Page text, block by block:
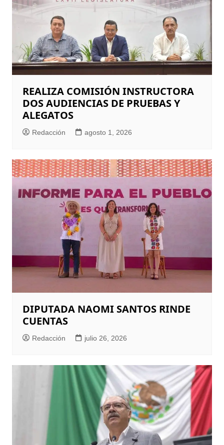
REALIZA COMISIÓN INSTRUCTORA
DOS AUDIENCIAS DE PRUEBAS Y
ALEGATOS
Redacción agosto 1, 2026
DIPUTADA NAOMI SANTOS RINDE
CUENTAS
Redacción julio 26, 2026